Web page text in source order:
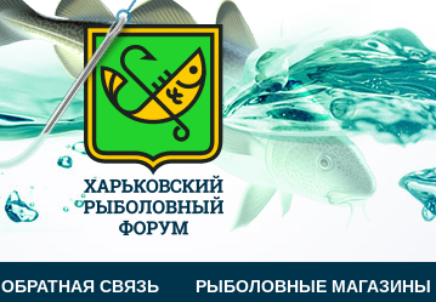
ОБРАТНАЯ СВЯЗЬ РЫБОЛОВНЫЕ МАГАЗИНЫ